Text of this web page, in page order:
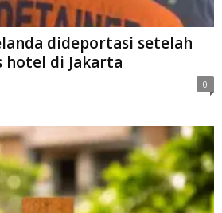
dideportasi setelah
hotel di Jakarta
0